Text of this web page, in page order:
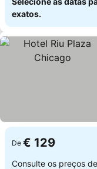
exatos.
De € 129
Consulte os preços de